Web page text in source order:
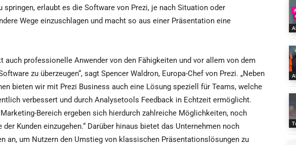
springen, erlaubt es die Software von Prezi, je nach Situation oder
Wege einzuschlagen und macht so aus einer Präsentation eine
auch professionelle Anwender von den Fähigkeiten und vor allem von dem
zu überzeugen“, sagt Spencer Waldron, Europa-Chef von Prezi. „Neben
bieten wir mit Prezi Business auch eine Lösung speziell für Teams, welche
verbessert und durch Analysetools Feedback in Echtzeit ermöglicht.
Bereich ergeben sich hierdurch zahlreiche Möglichkeiten, noch
Kunden einzugehen.“ Darüber hinaus bietet das Unternehmen noch
an, um Nutzern den Umstieg von klassischen Präsentationslösungen zu